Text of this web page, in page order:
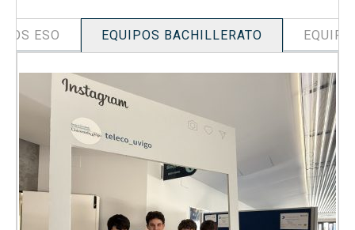
ESO EQUIPOS BACHILLERATO